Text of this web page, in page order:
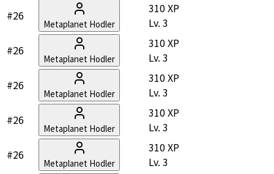
#26
Metaplanet Hodler
310 XP
Lv. 3
#26
Metaplanet Hodler
310 XP
Lv. 3
#26
Metaplanet Hodler
310 XP
Lv. 3
#26
Metaplanet Hodler
310 XP
Lv. 3
#26
Metaplanet Hodler
310 XP
Lv. 3